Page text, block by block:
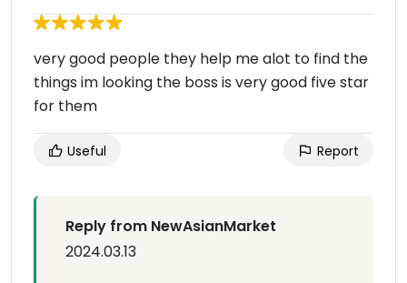
very good people they help me alot to find the
things im looking the boss is very good five star
for them
Useful Report
Reply from NewAsianMarket
2024.03.13